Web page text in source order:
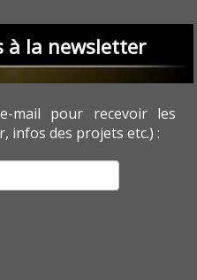
à la newsletter
mail pour recevoir les
infos des projets etc.) :